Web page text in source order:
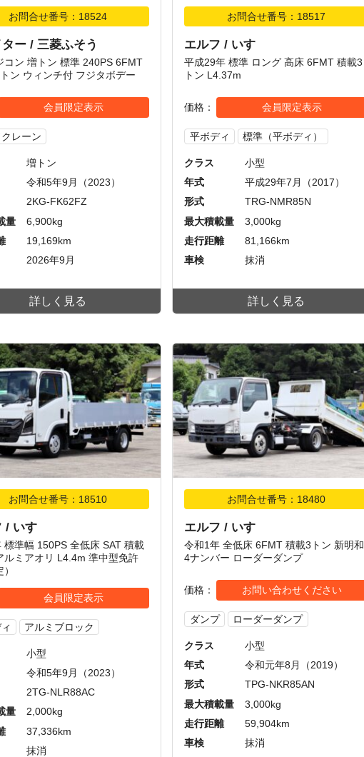
お問合せ番号：18524
ー / 三菱ふそう
コン 増トン 標準 240PS 6FMT
ン ウィンチ付 フジタボデー
会員限定表示
レーン
増トン
令和5年9月（2023）
2KG-FK62FZ
量
6,900kg
19,169km
2026年9月
詳しく見る
お問合せ番号：18517
エルフ / いすゞ
平成29年 標準 ロング 高床 6FMT 積載3
トン L4.37m
価格 会員限定表示
平ボディ 標準（平ボディ）
クラス
小型
年式
平成29年7月（2017）
形式
TRG-NMR85N
最大積載量
3,000kg
走行距離
81,166km
車検
抹消
詳しく見る
お問合せ番号：18510
/ いすゞ
標準幅 150PS 全低床 SAT 積載
ルミアオリ L4.4m 準中型免許
会員限定表示
アルミブロック
小型
令和5年9月（2023）
2TG-NLR88AC
量
2,000kg
37,336km
抹消
お問合せ番号：18480
エルフ / いすゞ
令和1年 全低床 6FMT 積載3トン 新明和
4ナンバー ローダーダンプ
価格 お問い合わせください
ダンプ ローダーダンプ
クラス
小型
年式
令和元年8月（2019）
形式
TPG-NKR85AN
最大積載量
3,000kg
走行距離
59,904km
車検
抹消